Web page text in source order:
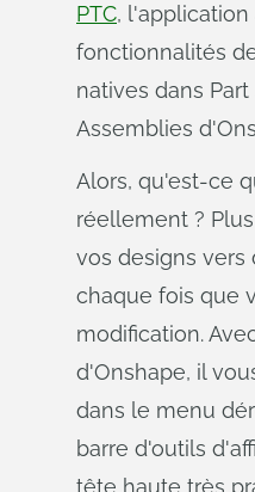
PTC,
fonctionnalités
natives dans
Assemblies
Alors, qu'est-ce
réellement ?
vos designs vers
chaque fois que
modification.
d'Onshape, il
dans le menu
barre d'outils
tête haute très